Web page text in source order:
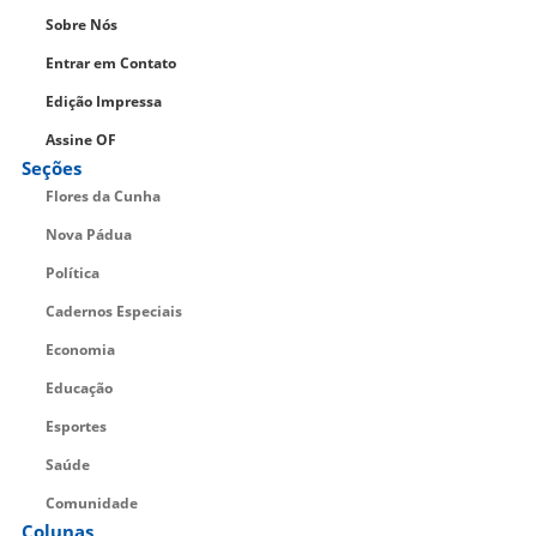
Sobre Nós
Entrar em Contato
Edição Impressa
Assine OF
Seções
Flores da Cunha
Nova Pádua
Política
Cadernos Especiais
Economia
Educação
Esportes
Saúde
Comunidade